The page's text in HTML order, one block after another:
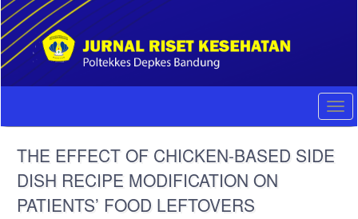
Quick
jump
to
page
content
Main
Sidebar
THE EFFECT OF CHICKEN-BASED SIDE
DISH RECIPE MODIFICATION ON
PATIENTS’ FOOD LEFTOVERS